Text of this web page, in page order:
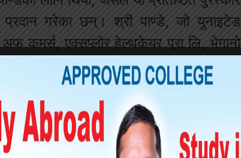
प्रदान गरेका छन्। श्री पाण्डे, जो युनाइटेड
अफ कमर्स, एक्सप्लोर हेल्थकेयर प्रा लि, भेगानो
हुन्, समाजका विभिन्न क्षेत्रहरूमा गरेको